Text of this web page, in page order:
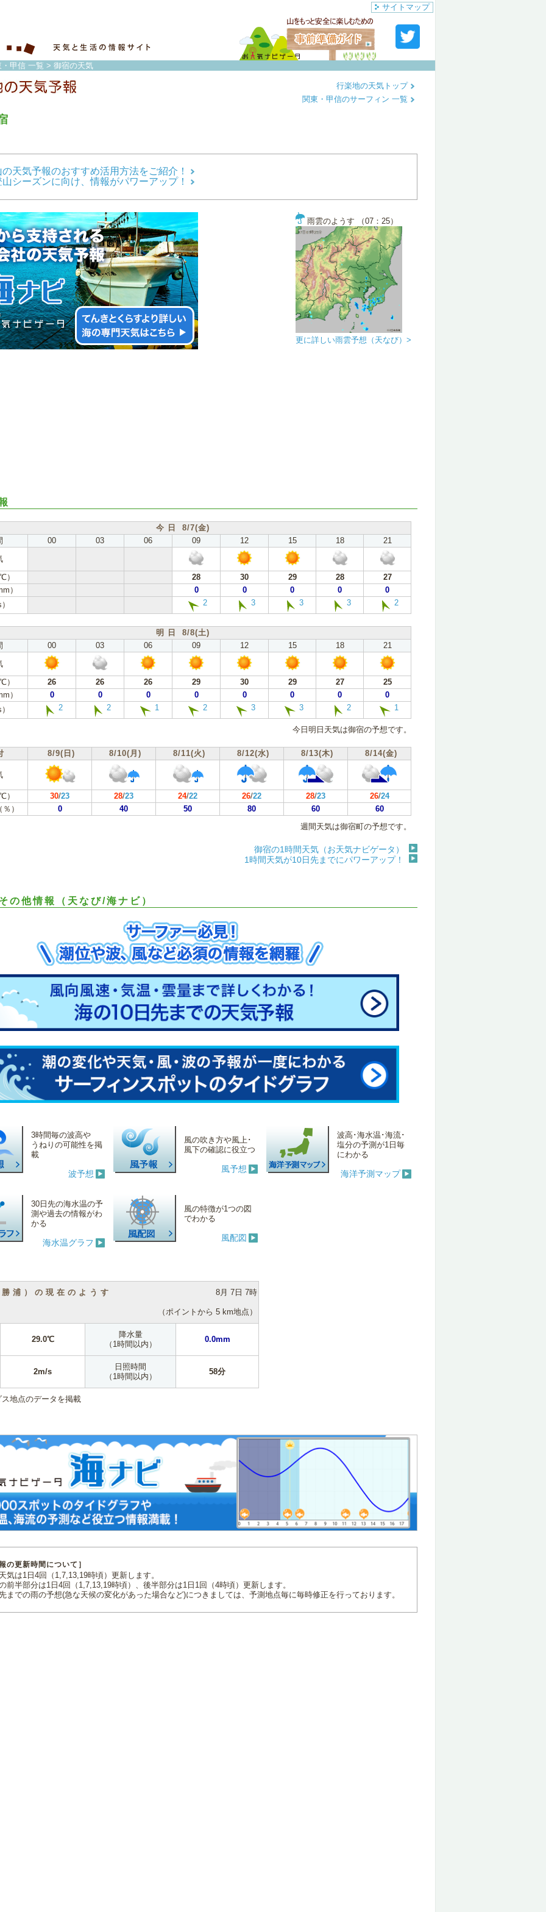
サイトマップ
甲信 一覧 > 御宿の天気
行楽地の天気トップ
関東・甲信のサーフィン 一覧
天気予報のおすすめ活用方法をご紹介！
シーズンに向け、情報がパワーアップ！
雨雲のようす （07：25）
更に詳しい雨雲予想（天なび）>
今 日 8/7(金)
00 03 06 09 12 15 18
21
28 30 29 28
27
）
0 0 0 0
0
2 3 3 3 2
明 日 8/8(土)
00 03 06 09 12 15 18
21
26 26 26 29 30 29 27
25
）
0 0 0 0 0 0 0
0
2 2 1 2 3 3 2 1
今日明日天気は御宿の予想です。
8/9(日) 8/10(月) 8/11(火) 8/12(水) 8/13(木) 8/14(金)
30/23 28/23 24/22 26/22 28/23 26/24
）
0 40 50 80 60
60
週間天気は御宿町の予想です。
御宿の1時間天気（お天気ナビゲータ）
1時間天気が10日先までにパワーアップ！
の他情報（天なび/海ナビ）
3時間毎の波高や
うねりの可能性を掲
載
波予想
風の吹き方や風上･
風下の確認に役立つ
風予想
波高･海水温･海流･
塩分の予測が1日毎
にわかる
海洋予測マップ
30日先の海水温の予
測や過去の情報がわ
かる
海水温グラフ
風の特徴が1つの図
でわかる
風配図
浦）の現在のようす 8月 7日 7時
（ポイントから 5 km地点）
29.0℃
降水量
（1時間以内）
0.0mm
2m/s
日照時間
（1時間以内）
58分
地点のデータを掲載
の更新時間について］
気は1日4回（1,7,13,19時頃）更新します。
前半部分は1日4回（1,7,13,19時頃）、後半部分は1日1回（4時頃）更新します。
までの雨の予想(急な天候の変化があった場合など)につきましては、予測地点毎に毎時修正を行っております。